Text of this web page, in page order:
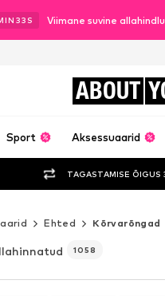
30 S Viimane suvine
ABOUT
Sport Aksessuaarid
TAGASTAMISE ÕIGUS
Ehted Kõrvarõngad
1058